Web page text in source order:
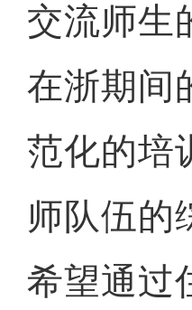
交流师生
在浙期间
范化的培
师队伍的
希望通过